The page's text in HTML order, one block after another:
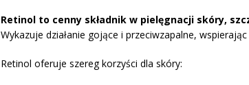
Retinol to cenny składnik w pielęgnacji skóry,
Wykazuje działanie gojące i przeciwzapalne,
Retinol oferuje szereg korzyści dla skóry: